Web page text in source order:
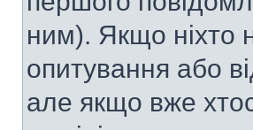
ним). Якщо ніхто
опитування або
але якщо вже